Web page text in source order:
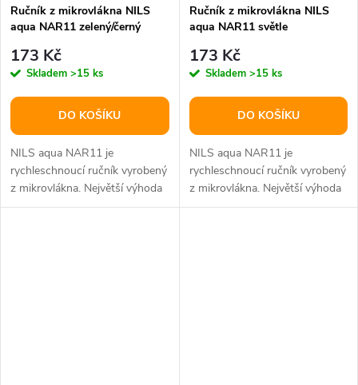
Ručník z mikrovlákna NILS
aqua NAR11 zelený/černý
173 Kč
Skladem >15 ks
DO KOŠÍKU
NILS aqua NAR11 je
rychleschnoucí ručník vyrobený
z mikrovlákna. Největší výhoda
použitého materiálu je skryta v
Ručník z mikrovlákna NILS
aqua NAR11 světle
173 Kč
Skladem >15 ks
DO KOŠÍKU
NILS aqua NAR11 je
rychleschnoucí ručník vyrobený
z mikrovlákna. Největší výhoda
použitého materiálu je skryta v